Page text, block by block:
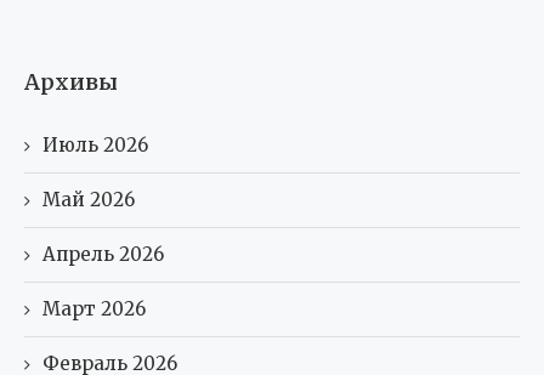
Архивы
Июль 2026
Май 2026
Апрель 2026
Март 2026
Февраль 2026